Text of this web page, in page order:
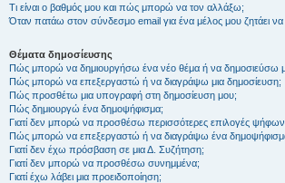
Τι είναι ο βαθμός μου και πώς μπορώ να τον αλλάξω;
Όταν πατάω στον σύνδεσμο email για ένα μέλος μου ζητάει
Θέματα δημοσίευσης
Πώς μπορώ να δημιουργήσω ένα νέο θέμα ή να δημοσιεύσω
Πώς μπορώ να επεξεργαστώ ή να διαγράψω μια δημοσίευση;
Πώς προσθέτω μια υπογραφή στη δημοσίευση μου;
Πώς δημιουργώ ένα δημοψήφισμα;
Γιατί δεν μπορώ να προσθέσω περισσότερες επιλογές
Πώς μπορώ να επεξεργαστώ ή να διαγράψω ένα
Γιατί δεν έχω πρόσβαση σε μια Δ. Συζήτηση;
Γιατί δεν μπορώ να προσθέσω συνημμένα;
Γιατί έχω λάβει μια προειδοποίηση;